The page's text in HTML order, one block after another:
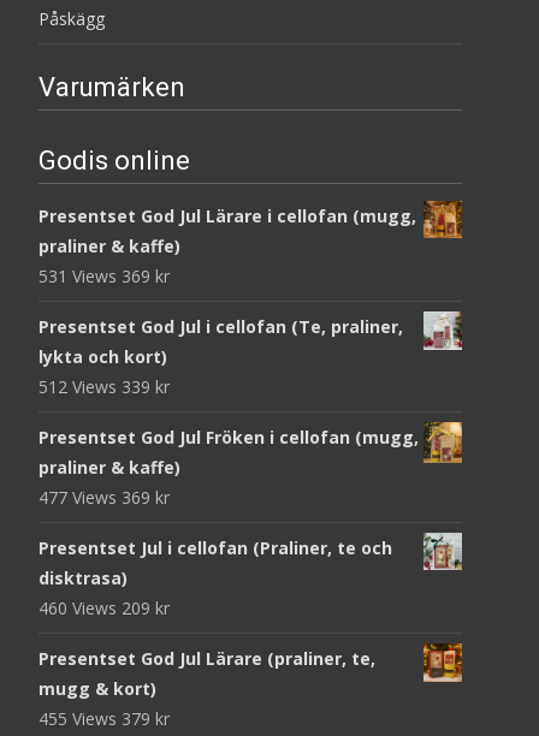
Påskägg
Varumärken
Godis online
Presentset God Jul Lärare i cellofan (mugg,
praliner & kaffe)
531 Views 369 kr
Presentset God Jul i cellofan (Te, praliner,
lykta och kort)
512 Views 339 kr
Presentset God Jul Fröken i cellofan (mugg,
praliner & kaffe)
477 Views 369 kr
Presentset Jul i cellofan (Praliner, te och
disktrasa)
460 Views 209 kr
Presentset God Jul Lärare (praliner, te,
mugg & kort)
455 Views 379 kr